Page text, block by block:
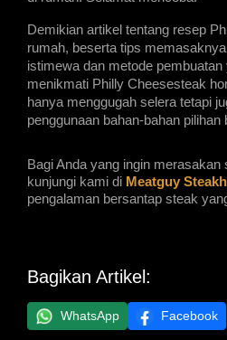
Demikian artikel tentang resep
rumah, beserta tips
istimewa dan metode
menikmati Philly Cheesesteak
hanya menggugah selera tetapi
penggunaan bahan-bahan pilihan
Bagi Anda yang ingin
kunjungi kami di Meatguy
pengalaman bersantap steak
Bagikan Artikel:
WhatsApp Facebook